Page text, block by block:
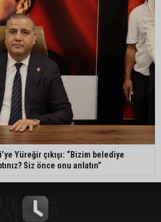
Yüreğir çıkışı: “Bizim belediye
Siz önce onu anlatın”